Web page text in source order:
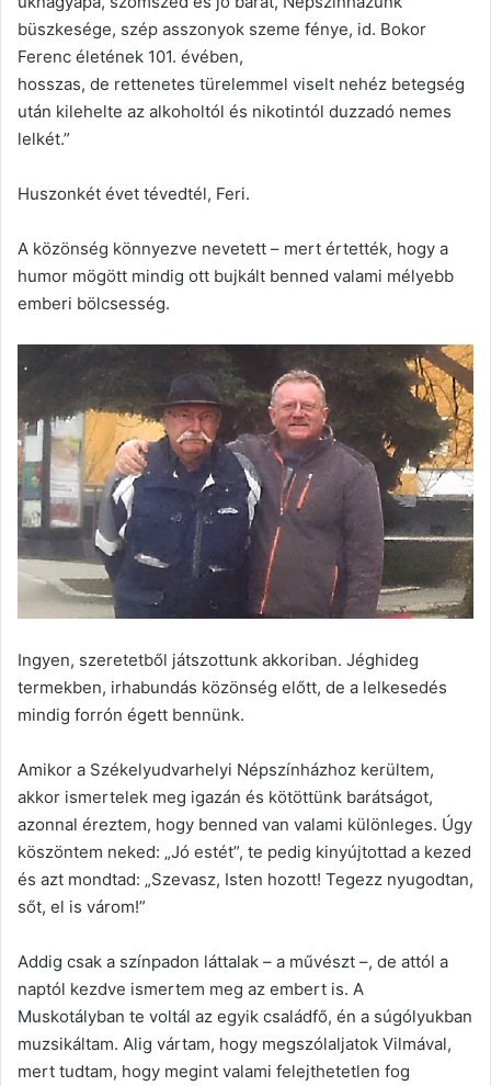
büszkesége, szép asszonyok szeme fénye, id. Bokor
Ferenc életének 101. évében,
hosszas, de rettenetes türelemmel viselt nehéz betegség
után kilehelte az alkoholtól és nikotintól duzzadó nemes
lelkét.”
Huszonkét évet tévedtél, Feri.
A közönség könnyezve nevetett – mert értették, hogy a
humor mögött mindig ott bujkált benned valami mélyebb
emberi bölcsesség.
Ingyen, szeretetből játszottunk akkoriban. Jéghideg
termekben, irhabundás közönség előtt, de a lelkesedés
mindig forrón égett bennünk.
Amikor a Székelyudvarhelyi Népszínházhoz kerültem,
akkor ismertelek meg igazán és kötöttünk barátságot,
azonnal éreztem, hogy benned van valami különleges. Úgy
köszöntem neked: „Jó estét”, te pedig kinyújtottad a kezed
és azt mondtad: „Szevasz, Isten hozott! Tegezz nyugodtan,
sőt, el is várom!”
Addig csak a színpadon láttalak – a művészt –, de attól a
naptól kezdve ismertem meg az embert is. A
Muskotályban te voltál az egyik családfő, én a súgólyukban
muzsikáltam. Alig vártam, hogy megszólaljatok Vilmával,
mert tudtam, hogy megint valami felejthetetlen fog